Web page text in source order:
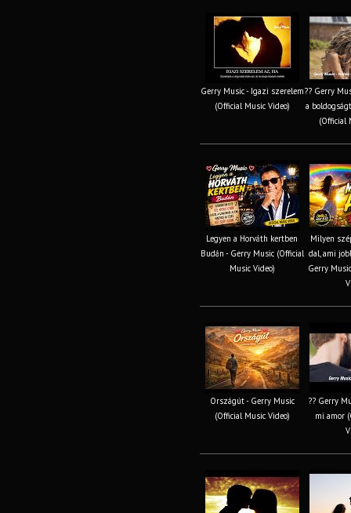
Gerry Music - Igazi szerelem
(Official Music Video)
?? Gerry
a
(Official
Legyen a Horváth kertben
Budán - Gerry Music (Official
Music Video)
Milyen
dal, ami
Gerry
Országút - Gerry Music
(Official Music Video)
?? Gerry
mi amor